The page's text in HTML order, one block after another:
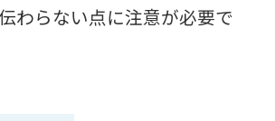
わらない点に注意が必要で